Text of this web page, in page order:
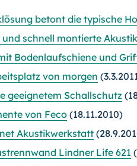
betont die typische
schnell montierte
Bodenlaufschiene und
von morgen
geeignetem Schallschutz
von Feco (18.11.2010)
Akustikwerkstatt
Lindner Life 621